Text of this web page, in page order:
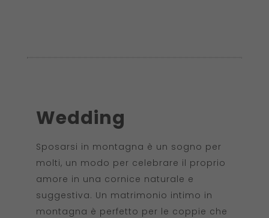
Wedding
Sposarsi in montagna è un sogno per
molti, un modo per celebrare il proprio
amore in una cornice naturale e
suggestiva. Un matrimonio intimo in
montagna è perfetto per le coppie che